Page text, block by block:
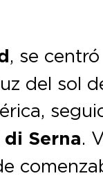
, se
del sol
Serna.